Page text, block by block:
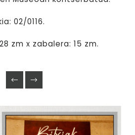
02/0116.
zm x zabalera: 15 zm.